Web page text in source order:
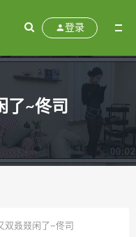
登录
了~佟司
双叒叕闲了~佟司